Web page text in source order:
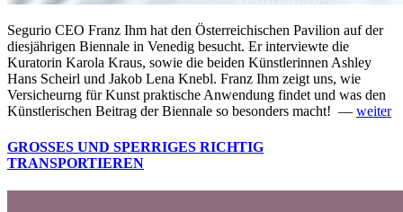
Segurio CEO Franz Ihm hat den Österreichischen Pavilion auf der
diesjährigen Biennale in Venedig besucht. Er interviewte die
Kuratorin Karola Kraus, sowie die beiden Künstlerinnen Ashley
Hans Scheirl und Jakob Lena Knebl. Franz Ihm zeigt uns, wie
Versicheurng für Kunst praktische Anwendung findet und was den
Künstlerischen Beitrag der Biennale so besonders macht! — weiter
GROSSES UND SPERRIGES RICHTIG
TRANSPORTIEREN